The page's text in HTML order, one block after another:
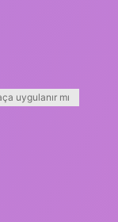
uygulanır mı